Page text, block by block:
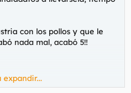
con los pollos y que le
nada mal, acabó 5!!
expandir...